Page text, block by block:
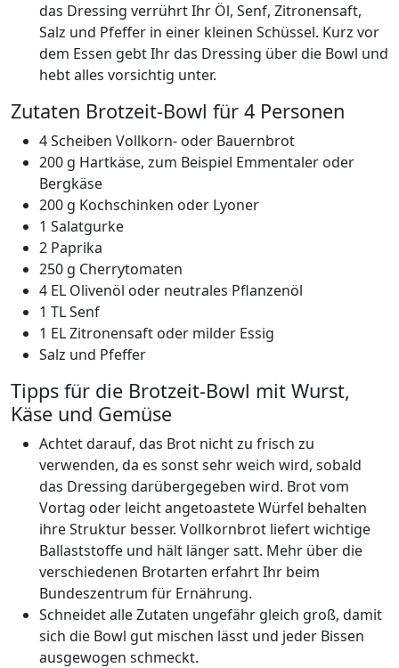
das Dressing verrührt Ihr Öl, Senf, Zitronensaft,
Salz und Pfeffer in einer kleinen Schüssel. Kurz vor
dem Essen gebt Ihr das Dressing über die Bowl und
hebt alles vorsichtig unter.
Zutaten Brotzeit-Bowl für 4 Personen
4 Scheiben Vollkorn- oder Bauernbrot
200 g Hartkäse, zum Beispiel Emmentaler oder
Bergkäse
200 g Kochschinken oder Lyoner
1 Salatgurke
2 Paprika
250 g Cherrytomaten
4 EL Olivenöl oder neutrales Pflanzenöl
1 TL Senf
1 EL Zitronensaft oder milder Essig
Salz und Pfeffer
Tipps für die Brotzeit-Bowl mit Wurst,
Käse und Gemüse
Achtet darauf, das Brot nicht zu frisch zu
verwenden, da es sonst sehr weich wird, sobald
das Dressing darübergegeben wird. Brot vom
Vortag oder leicht angetoastete Würfel behalten
ihre Struktur besser. Vollkornbrot liefert wichtige
Ballaststoffe und hält länger satt. Mehr über die
verschiedenen Brotarten erfahrt Ihr beim
Bundeszentrum für Ernährung.
Schneidet alle Zutaten ungefähr gleich groß, damit
sich die Bowl gut mischen lässt und jeder Bissen
ausgewogen schmeckt.